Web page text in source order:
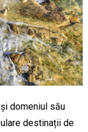
domeniul său
destinații de